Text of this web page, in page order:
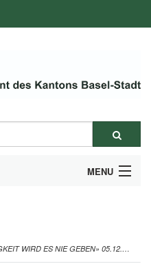
MENU
«EINE ABSOLUTE BILDUNGSGERECHTIGKEIT WIRD ES NIE GEBEN» 05.12.2023